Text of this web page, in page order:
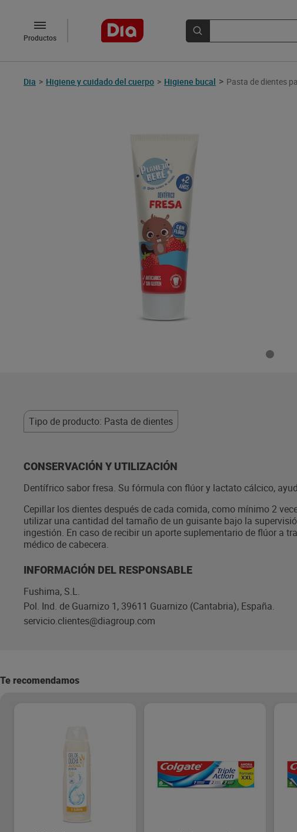
Productos
Dia > Higiene y cuidado del cuerpo > Higiene bucal >
Tipo de producto: Pasta de dientes
CONSERVACIÓN Y UTILIZACIÓN
Dentífrico sabor fresa. Su fórmula con flúor y lactato cálcico,
Cepillar los dientes después de cada comida, como mínimo 2
utilizar una cantidad del tamaño de un guisante bajo la
ingestión. En caso de recibir un aporte suplementario de flúor a
médico de cabecera.
INFORMACIÓN DEL RESPONSABLE
Fushima, S.L.
Pol. Ind. de Guarnizo 1, 39611 Guarnizo (Cantabria), España.
servicio.clientes@diagroup.com
Te recomendamos